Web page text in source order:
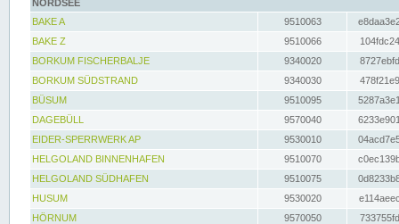
NORDSEE
BAKE A
9510063
BAKE Z
9510066
BORKUM FISCHERBALJE
9340020
BORKUM SÜDSTRAND
9340030
BÜSUM
9510095
DAGEBÜLL
9570040
EIDER-SPERRWERK AP
9530010
HELGOLAND BINNENHAFEN
9510070
HELGOLAND SÜDHAFEN
9510075
HUSUM
9530020
HÖRNUM
9570050